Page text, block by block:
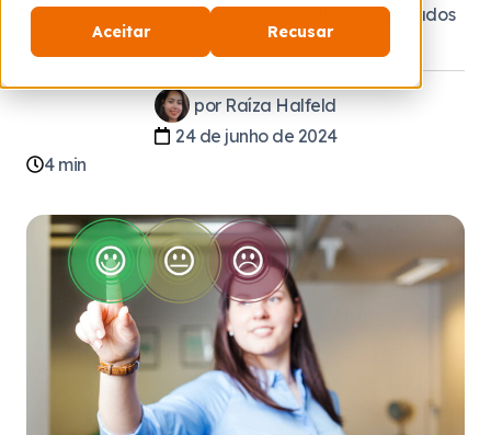
Aceitar Recusar
experiência do cliente e obtenha melhores resultados
no seu negócio.
porRaíza Halfeld
24 de junho de 2024
4 min